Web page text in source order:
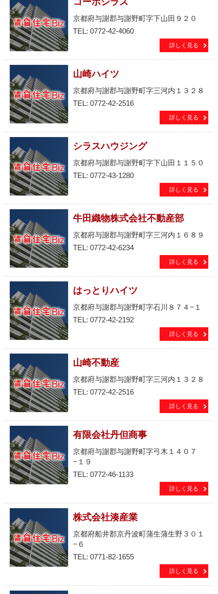
京都府与謝郡与謝野町字下山田９２０
TEL: 0772-42-4060
詳しく見る
山崎ハイツ
京都府与謝郡与謝野町字三河内１３２８
TEL: 0772-42-2516
詳しく見る
シラスハウジング
京都府与謝郡与謝野町字下山田１１５０
TEL: 0772-43-1280
詳しく見る
牛田織物株式会社不動産部
京都府与謝郡与謝野町字三河内１６８９
TEL: 0772-42-6234
詳しく見る
はっとりハイツ
京都府与謝郡与謝野町字石川８７４−１
TEL: 0772-42-2192
詳しく見る
山崎不動産
京都府与謝郡与謝野町字三河内１３２８
TEL: 0772-42-2516
詳しく見る
有限会社丹但商事
京都府与謝郡与謝野町字弓木１４０７
−１９
TEL: 0772-46-1133
詳しく見る
株式会社湊産業
京都府船井郡京丹波町蒲生蒲生野３０１
−６
TEL: 0771-82-1655
詳しく見る